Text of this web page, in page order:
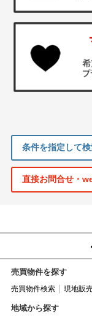
条件を指定して
直接お問合せ・
売買物件を探す
売買物件検索 現地販
地域から探す